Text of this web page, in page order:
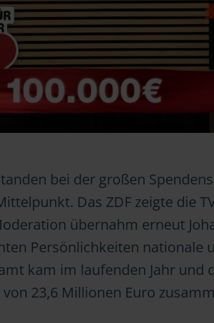
bei der großen
Das ZDF zeigte die
übernahm erneut
Persönlichkeiten nationale
kam im laufenden Jahr und
23,6 Millionen Euro